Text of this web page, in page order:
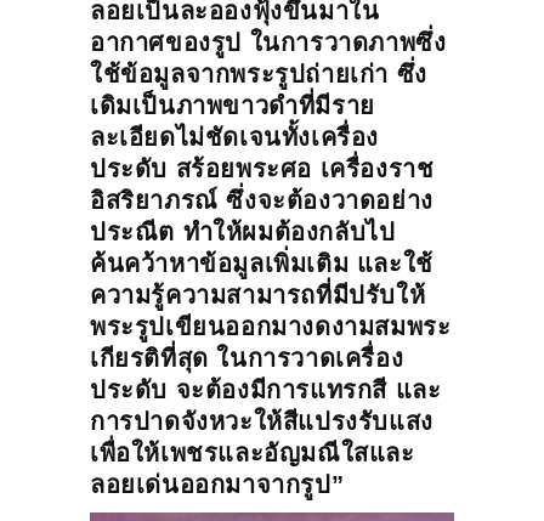
ลอยเป็นละอองฟุ้งขึ้นมาใน
อากาศของรูป ในการวาดภาพซึ่ง
ใช้ข้อมูลจากพระรูปถ่ายเก่า ซึ่ง
เดิมเป็นภาพขาวดำที่มีราย
ละเอียดไม่ชัดเจนทั้งเครื่อง
ประดับ สร้อยพระศอ เครื่องราช
อิสริยาภรณ์ ซึ่งจะต้องวาดอย่าง
ประณีต ทำให้ผมต้องกลับไป
ค้นคว้าหาข้อมูลเพิ่มเติม และใช้
ความรู้ความสามารถที่มีปรับให้
พระรูปเขียนออกมางดงามสมพระ
เกียรติที่สุด ในการวาดเครื่อง
ประดับ จะต้องมีการแทรกสี และ
การปาดจังหวะให้สีแปรงรับแสง
เพื่อให้เพชรและอัญมณีใสและ
ลอยเด่นออกมาจากรูป”